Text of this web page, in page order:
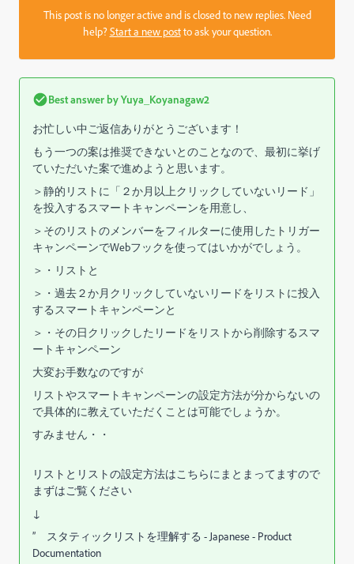
This post is no longer active and is closed to new replies. Need
help?Start a new postto ask your question.
Best answer byYuya_Koyanagaw2
お忙しい中ご返信ありがとうございます！
もう一つの案は推奨できないとのことなので、最初に挙げ
ていただいた案で進めようと思います。
＞静的リストに「２か月以上クリックしていないリード」
を投入するスマートキャンペーンを用意し、
＞ そのリストのメンバーをフィルターに使用したトリガー
キャンペーンでWebフックを使ってはいかがでしょう。
＞ ・リストと
＞ ・過去２か月クリックしていないリードをリストに投入
するスマートキャンペーンと
＞ ・その日クリックしたリードをリストから削除するスマ
ートキャンペーン
大変お手数なのですが
リストやスマートキャンペーンの設定方法が分からないの
で具体的に教えていただくことは可能でしょうか。
すみません・・
リストとリストの設定方法はこちらにまとまってますので
まずはご覧ください
↓
” スタティックリストを理解する - Japanese - Product
Documentation